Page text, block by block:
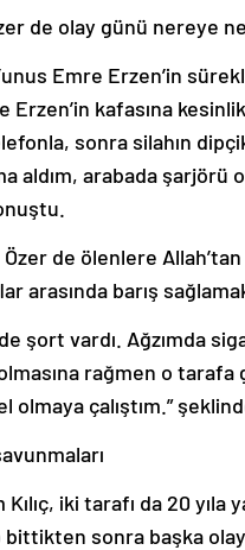
de olay günü nereye
Emre Erzen’in
Erzen’in kafasına
sonra silahın
aldım, arabada şarjörü
de ölenlere
arasında barış
şort vardı. Ağzımda
rağmen o
olmaya çalıştım.”
iki tarafı da 20 yıla
sonra başka olay